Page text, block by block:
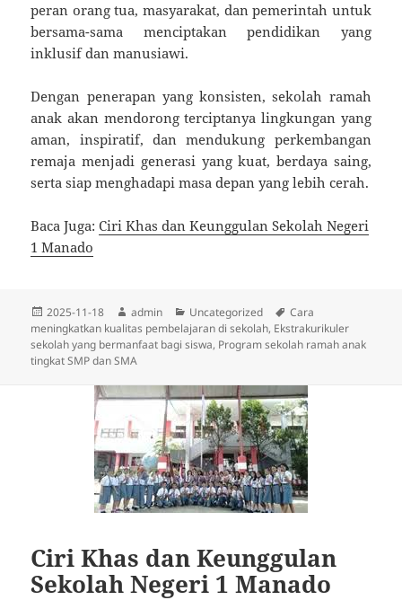
peran orang tua, masyarakat, dan pemerintah untuk
bersama-sama menciptakan pendidikan yang
inklusif dan manusiawi.
Dengan penerapan yang konsisten, sekolah ramah
anak akan mendorong terciptanya lingkungan yang
aman, inspiratif, dan mendukung perkembangan
remaja menjadi generasi yang kuat, berdaya saing,
serta siap menghadapi masa depan yang lebih cerah.
Baca Juga:Ciri Khas dan Keunggulan Sekolah Negeri
1 Manado
Diposkan
pada
2025-11-18 Penulis
admin Kategori
Uncategorized Tag
Cara
meningkatkan kualitas pembelajaran di sekolah, Ekstrakurikuler
sekolah yang bermanfaat bagi siswa, Program sekolah ramah anak
tingkat SMP dan SMA
Ciri Khas dan Keunggulan
Sekolah Negeri 1 Manado